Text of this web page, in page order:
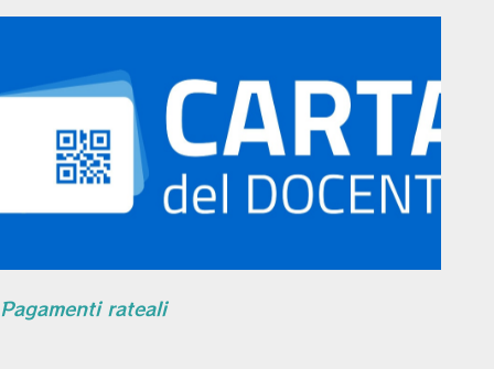
Pagamenti rateali